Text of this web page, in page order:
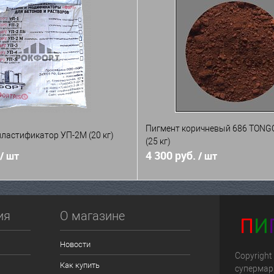
УП-2М (20 кг)
/ шт
Пигмент коричневый 686
(25 кг)
4 300 руб. / шт
О магазине
Новости
Как купить